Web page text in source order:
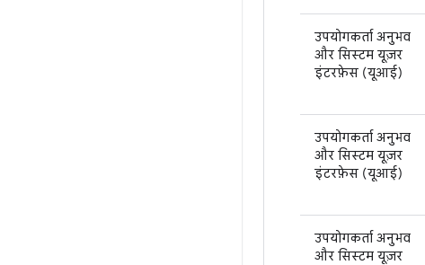
उपयोगकर्ता अनुभव
और सिस्टम यूज़र
इंटरफ़ेस (यूआई)
उपयोगकर्ता अनुभव
और सिस्टम यूज़र
इंटरफ़ेस (यूआई)
उपयोगकर्ता अनुभव
और सिस्टम यूज़र